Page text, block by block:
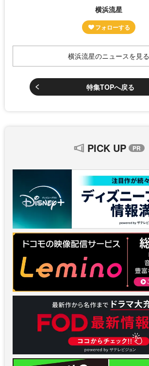
横浜流星
横浜流星のニュースを見る
特集TOPへ戻る
PICK UP